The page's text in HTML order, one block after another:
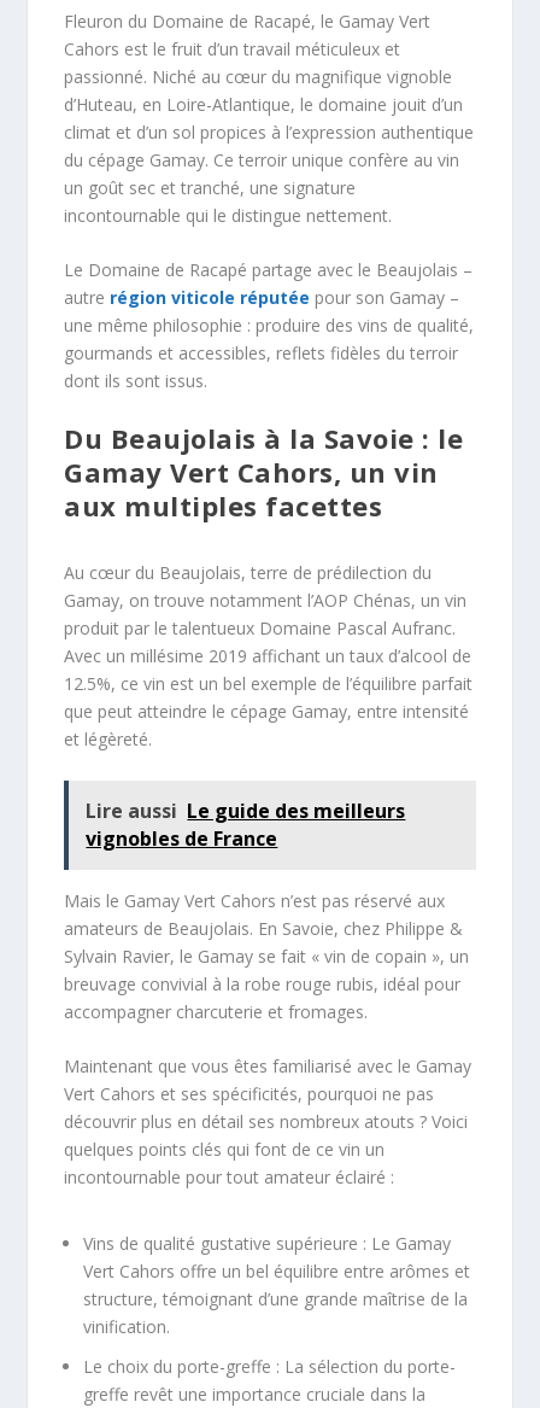
Fleuron du Domaine de Racapé, le Gamay Vert
Cahors est le fruit d’un travail méticuleux et
passionné. Niché au cœur du magnifique vignoble
d’Huteau, en Loire-Atlantique, le domaine jouit d’un
climat et d’un sol propices à l’expression authentique
du cépage Gamay. Ce terroir unique confère au vin
un goût sec et tranché, une signature
incontournable qui le distingue nettement.
Le Domaine de Racapé partage avec le Beaujolais –
autre région viticole réputée pour son Gamay –
une même philosophie : produire des vins de qualité,
gourmands et accessibles, reflets fidèles du terroir
dont ils sont issus.
Du Beaujolais à la Savoie : le
Gamay Vert Cahors, un vin
aux multiples facettes
Au cœur du Beaujolais, terre de prédilection du
Gamay, on trouve notamment l’AOP Chénas, un vin
produit par le talentueux Domaine Pascal Aufranc.
Avec un millésime 2019 affichant un taux d’alcool de
12.5%, ce vin est un bel exemple de l’équilibre parfait
que peut atteindre le cépage Gamay, entre intensité
et légèreté.
Lire aussi Le guide des meilleurs
vignobles de France
Mais le Gamay Vert Cahors n’est pas réservé aux
amateurs de Beaujolais. En Savoie, chez Philippe &
Sylvain Ravier, le Gamay se fait « vin de copain », un
breuvage convivial à la robe rouge rubis, idéal pour
accompagner charcuterie et fromages.
Maintenant que vous êtes familiarisé avec le Gamay
Vert Cahors et ses spécificités, pourquoi ne pas
découvrir plus en détail ses nombreux atouts ? Voici
quelques points clés qui font de ce vin un
incontournable pour tout amateur éclairé :
Vins de qualité gustative supérieure : Le Gamay
Vert Cahors offre un bel équilibre entre arômes et
structure, témoignant d’une grande maîtrise de la
vinification.
Le choix du porte-greffe : La sélection du porte-
greffe revêt une importance cruciale dans la